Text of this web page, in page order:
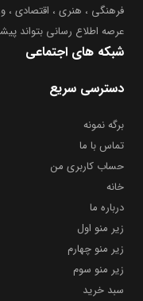
فرهنگی ، هنری ، اقتصادی ،
عرصه اطلاع رسانی بتواند
شبکه های اجتماعی
دسترسی سریع
برگه نمونه
تماس با ما
حساب کاربری من
خانه
درباره ما
زیر منو اول
زیر منو چهارم
زیر منو سوم
سبد خرید